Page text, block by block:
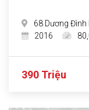
68 Dương Đình
2016
390 Triệu